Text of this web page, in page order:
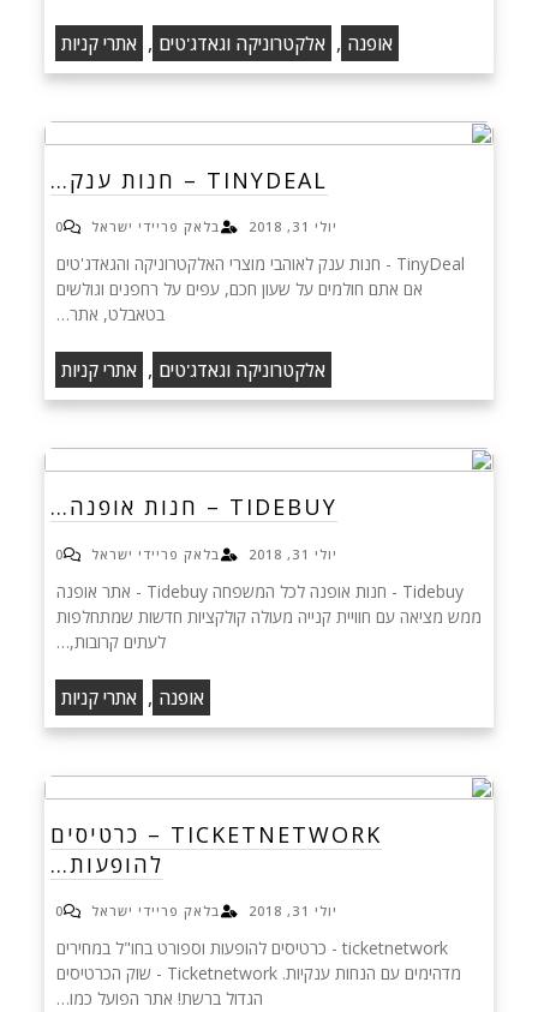
אופנה , אלקטרוניקה וגאדג'טים , אתרי קניות
TINYDEAL – חנות ענק…
יולי 31, 2018 בלאק פריידי ישראל 0
TinyDeal - חנות ענק לאוהבי מוצרי האלקטרוניקה והגאדג'טים
אם אתם חולמים על שעון חכם, עפים על רחפנים וגולשים
בטאבלט, אתר…
אלקטרוניקה וגאדג'טים , אתרי קניות
TIDEBUY – חנות אופנה…
יולי 31, 2018 בלאק פריידי ישראל 0
Tidebuy - חנות אופנה לכל המשפחה Tidebuy - אתר אופנה
ממש מציאה עם חוויית קנייה מעולה קולקציות חדשות שמתחלפות
לעתים קרובות,…
אופנה , אתרי קניות
TICKETNETWORK – כרטיסים
להופעות…
יולי 31, 2018 בלאק פריידי ישראל 0
ticketnetwork - כרטיסים להופעות וספורט בחו"ל במחירים
מדהימים עם הנחות ענקיות. Ticketnetwork - שוק הכרטיסים
הגדול ברשת! אתר הפועל כמו…